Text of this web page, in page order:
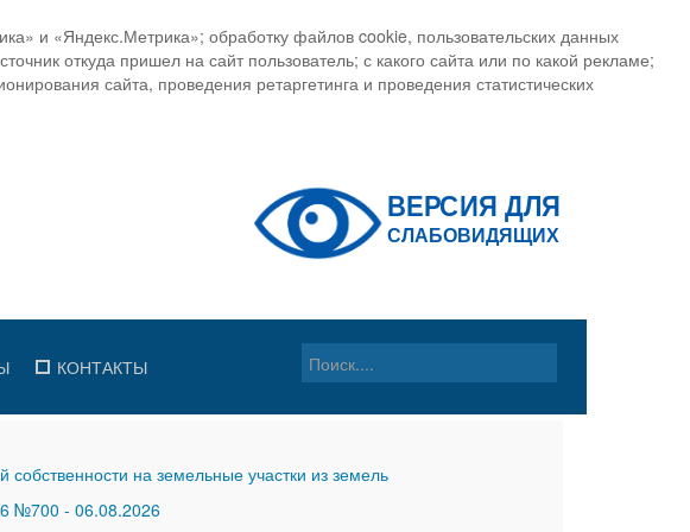
и «Яндекс.Метрика»; обработку файлов cookie, пользовательских данных
откуда пришел на сайт пользователь; с какого сайта или по какой рекламе;
сайта, проведения ретаргетинга и проведения статистических
КОНТАКТЫ
на земельные участки из земель
№700 - 06.08.2026